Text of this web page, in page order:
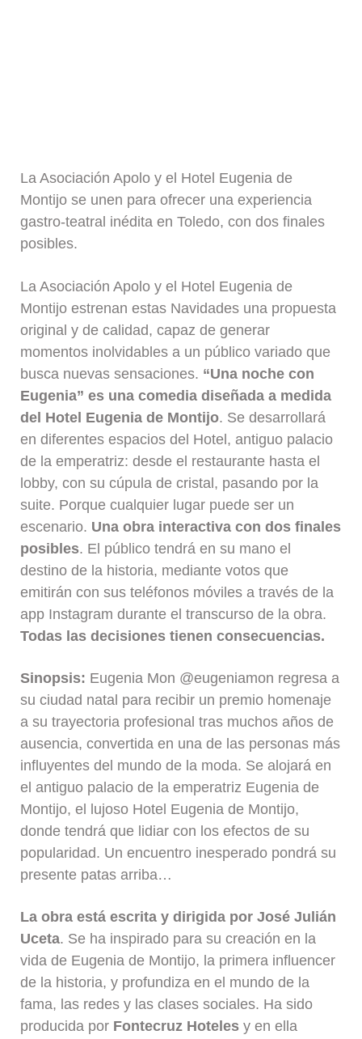
La Asociación Apolo y el Hotel Eugenia de
Montijo se unen para ofrecer una experiencia
gastro-teatral inédita en Toledo, con dos finales
posibles.
La Asociación Apolo y el Hotel Eugenia de
Montijo estrenan estas Navidades una propuesta
original y de calidad, capaz de generar
momentos inolvidables a un público variado que
busca nuevas sensaciones. “Una noche con
Eugenia” es una comedia diseñada a medida
del Hotel Eugenia de Montijo. Se desarrollará
en diferentes espacios del Hotel, antiguo palacio
de la emperatriz: desde el restaurante hasta el
lobby, con su cúpula de cristal, pasando por la
suite. Porque cualquier lugar puede ser un
escenario. Una obra interactiva con dos finales
posibles. El público tendrá en su mano el
destino de la historia, mediante votos que
emitirán con sus teléfonos móviles a través de la
app Instagram durante el transcurso de la obra.
Todas las decisiones tienen consecuencias.
Sinopsis: Eugenia Mon @eugeniamon regresa a
su ciudad natal para recibir un premio homenaje
a su trayectoria profesional tras muchos años de
ausencia, convertida en una de las personas más
influyentes del mundo de la moda. Se alojará en
el antiguo palacio de la emperatriz Eugenia de
Montijo, el lujoso Hotel Eugenia de Montijo,
donde tendrá que lidiar con los efectos de su
popularidad. Un encuentro inesperado pondrá su
presente patas arriba…
La obra está escrita y dirigida por José Julián
Uceta. Se ha inspirado para su creación en la
vida de Eugenia de Montijo, la primera influencer
de la historia, y profundiza en el mundo de la
fama, las redes y las clases sociales. Ha sido
producida por Fontecruz Hotelesy en ella